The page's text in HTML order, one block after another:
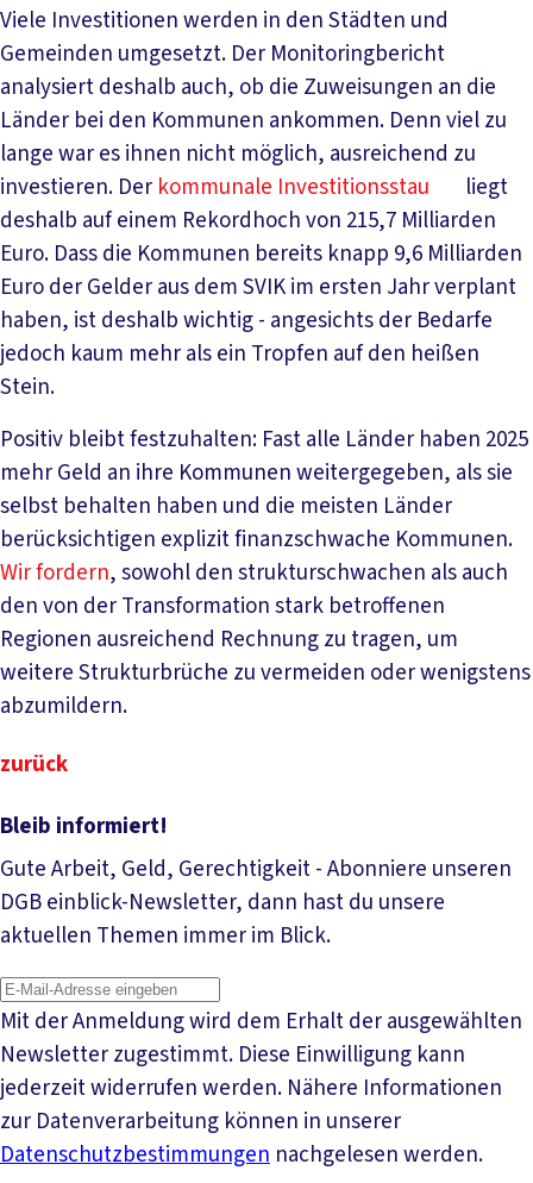
Viele Investitionen werden in den Städten und
Gemeinden umgesetzt. Der Monitoringbericht
analysiert deshalb auch, ob die Zuweisungen an die
Länder bei den Kommunen ankommen. Denn viel zu
lange war es ihnen nicht möglich, ausreichend zu
investieren. Der kommunale Investitionsstau
liegt
deshalb auf einem Rekordhoch von 215,7 Milliarden
Euro. Dass die Kommunen bereits knapp 9,6 Milliarden
Euro der Gelder aus dem SVIK im ersten Jahr verplant
haben, ist deshalb wichtig - angesichts der Bedarfe
jedoch kaum mehr als ein Tropfen auf den heißen
Stein.
Positiv bleibt festzuhalten: Fast alle Länder haben 2025
mehr Geld an ihre Kommunen weitergegeben, als sie
selbst behalten haben und die meisten Länder
berücksichtigen explizit finanzschwache Kommunen.
Wir fordern, sowohl den strukturschwachen als auch
den von der Transformation stark betroffenen
Regionen ausreichend Rechnung zu tragen, um
weitere Strukturbrüche zu vermeiden oder wenigstens
abzumildern.
zurück
Bleib informiert!
Gute Arbeit, Geld, Gerechtigkeit - Abonniere unseren
DGB einblick-Newsletter, dann hast du unsere
aktuellen Themen immer im Blick.
Mit der Anmeldung wird dem Erhalt der ausgewählten
Newsletter zugestimmt. Diese Einwilligung kann
jederzeit widerrufen werden. Nähere Informationen
zur Datenverarbeitung können in unserer
Datenschutzbestimmungen nachgelesen werden.